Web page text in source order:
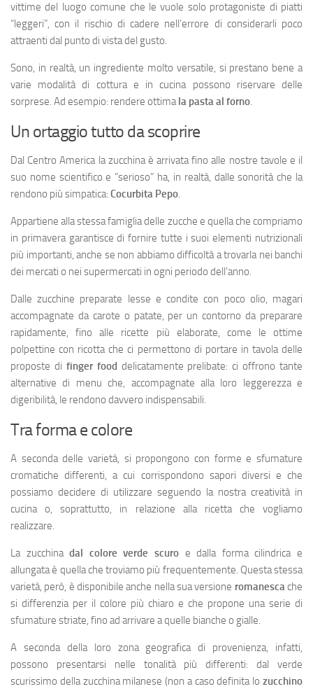
vittime del luogo comune che le vuole solo protagoniste di piatti
“leggeri”, con il rischio di cadere nell’errore di considerarli poco
attraenti dal punto di vista del gusto.
Sono, in realtà, un ingrediente molto versatile, si prestano bene a
varie modalità di cottura e in cucina possono riservare delle
sorprese. Ad esempio: rendere ottimala pasta al forno.
Un ortaggio tutto da scoprire
Dal Centro America la zucchina è arrivata fino alle nostre tavole e il
suo nome scientifico e “serioso” ha, in realtà, dalle sonorità che la
rendono più simpatica: Cocurbita Pepo.
Appartiene alla stessa famiglia delle zucche e quella che compriamo
in primavera garantisce di fornire tutte i suoi elementi nutrizionali
più importanti, anche se non abbiamo difficoltà a trovarla nei banchi
dei mercati o nei supermercati in ogni periodo dell’anno.
Dalle zucchine preparate lesse e condite con poco olio, magari
accompagnate da carote o patate, per un contorno da preparare
rapidamente, fino alle ricette più elaborate, come le ottime
polpettine con ricotta che ci permettono di portare in tavola delle
proposte di finger food delicatamente prelibate: ci offrono tante
alternative di menu che, accompagnate alla loro leggerezza e
digeribilità, le rendono davvero indispensabili.
Tra forma e colore
A seconda delle varietà, si propongono con forme e sfumature
cromatiche differenti, a cui corrispondono sapori diversi e che
possiamo decidere di utilizzare seguendo la nostra creatività in
cucina o, soprattutto, in relazione alla ricetta che vogliamo
realizzare.
La zucchinadal colore verde scuro e dalla forma cilindrica e
allungata è quella che troviamo più frequentemente. Questa stessa
varietà, però, è disponibile anche nella sua versione romanescache
si differenzia per il colore più chiaro e che propone una serie di
sfumature striate, fino ad arrivare a quelle bianche o gialle.
A seconda della loro zona geografica di provenienza, infatti,
possono presentarsi nelle tonalità più differenti: dal verde
scurissimo della zucchina milanese (non a caso definita lo zucchino